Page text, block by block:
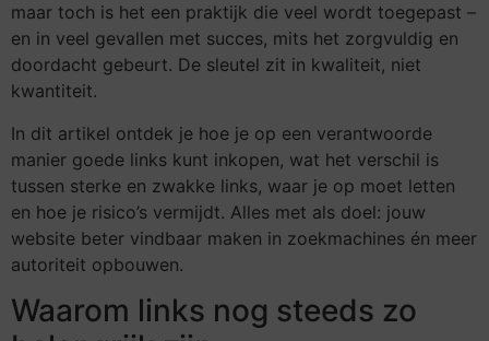
maar toch is het een praktijk die veel wordt toegepast –
en in veel gevallen met succes, mits het zorgvuldig en
doordacht gebeurt. De sleutel zit in kwaliteit, niet
kwantiteit.
In dit artikel ontdek je hoe je op een verantwoorde
manier goede links kunt inkopen, wat het verschil is
tussen sterke en zwakke links, waar je op moet letten
en hoe je risico’s vermijdt. Alles met als doel: jouw
website beter vindbaar maken in zoekmachines én meer
autoriteit opbouwen.
Waarom links nog steeds zo